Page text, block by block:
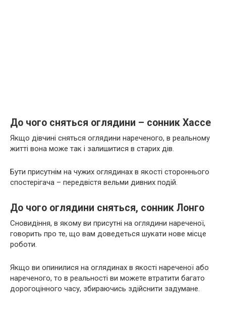
До чого сняться оглядини – сонник Хассе
Якщо дівчині сняться оглядини нареченого, в реальному
житті вона може так і залишитися в старих дів.
Бути присутнім на чужих оглядинах в якості стороннього
спостерігача – передвістя вельми дивних подій.
До чого оглядини сняться, сонник Лонго
Сновидіння, в якому ви присутні на оглядини нареченої,
говорить про те, що вам доведеться шукати нове місце
роботи.
Якщо ви опинилися на оглядинах в якості нареченої або
нареченого, то в реальності ви можете втратити багато
дорогоцінного часу, збираючись здійснити задумане.